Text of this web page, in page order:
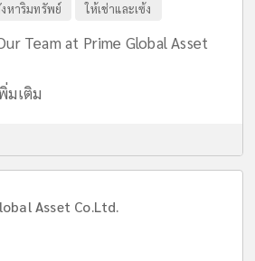
หาริมทรัพย์ ให้เช่าและเซ้ง
Team at Prime Global Asset
มเติม
Asset Co.Ltd.